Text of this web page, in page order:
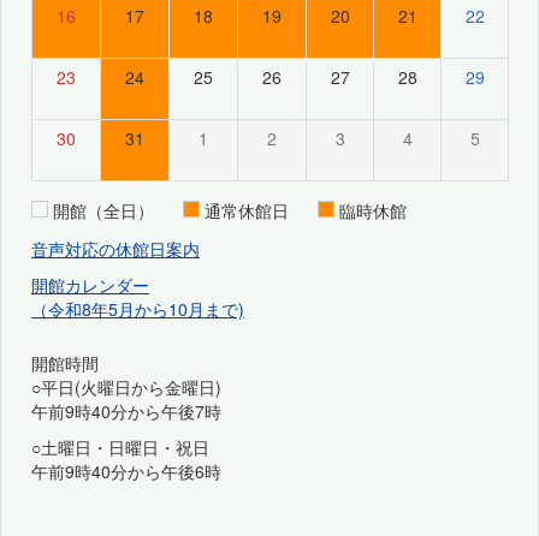
16 17 18 19 20 21 22
23 24 25 26 27 28 29
30 31 1 2 3 4 5
開館（全日） 通常休館日
臨時休館
音声対応の休館日案内
開館カレンダー
（令和8年5月から10月まで)
開館時間
○平日(火曜日から金曜日)
午前9時40分から午後7時
○土曜日・日曜日・祝日
午前9時40分から午後6時